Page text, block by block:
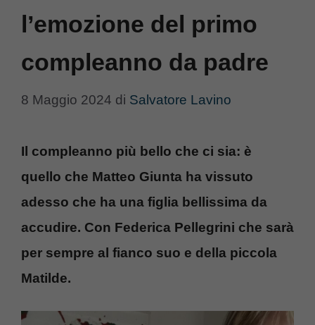
l’emozione del primo
compleanno da padre
8 Maggio 2024 di Salvatore Lavino
Il compleanno più bello che ci sia: è
quello che Matteo Giunta ha vissuto
adesso che ha una figlia bellissima da
accudire. Con Federica Pellegrini che sarà
per sempre al fianco suo e della piccola
Matilde.